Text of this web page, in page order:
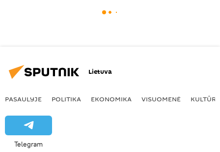
Lietuva
PASAULYJE POLITIKA EKONOMIKA VISUOMENĖ KULTŪRA
Telegram